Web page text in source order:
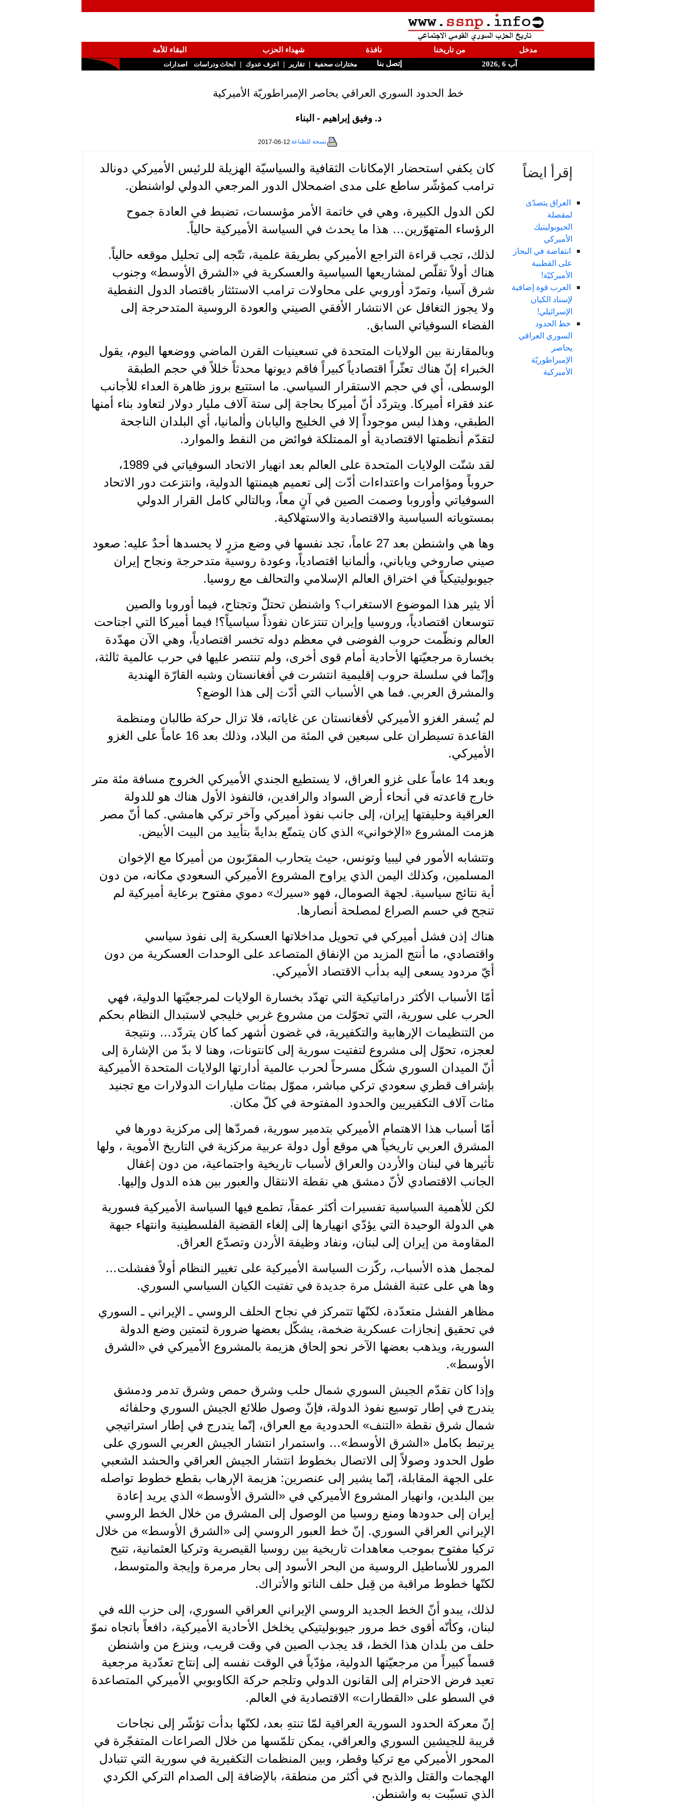
مدخل من تاريخنا نافذة شهداء الحزب
البقاء للأمة
آب 6 ,2026
إتصل بنا مختارات صحفية | تقارير | اعرف عدوك | ابحاث ودراسات اصدارات
خط الحدود السوري العراقي يحاصر الإمبراطوريّة الأميركية
د. وفيق إبراهيم - البناء
نسخة للطباعة 2017-06-12
إقرأ ايضاً
العراق يتصدّى
لمقصلة
الجيوبوليتيك
الأميركي
انتفاضة في البحار
على القطبية
الأميركيّة!
العرب قوة إضافية
لإسناد الكيان
الإسرائيلي!
خط الحدود
السوري العراقي
يحاصر
الإمبراطوريّة
الأميركية
كان يكفي استحضار الإمكانات الثقافية والسياسيّة الهزيلة للرئيس الأميركي دونالد
ترامب كمؤشّر ساطع على مدى اضمحلال الدور المرجعي الدولي لواشنطن.
لكن الدول الكبيرة، وهي في خاتمة الأمر مؤسسات، تضبط في العادة جموح
الرؤساء المتهوّرين… هذا ما يحدث في السياسة الأميركية حالياً.
لذلك، تجب قراءة التراجع الأميركي بطريقة علمية، تتّجه إلى تحليل موقعه حالياً.
هناك أولاً تقلّص لمشاريعها السياسية والعسكرية في «الشرق الأوسط» وجنوب
شرق آسيا، وتمرّد أوروبي على محاولات ترامب الاستئثار باقتصاد الدول النفطية
ولا يجوز التغافل عن الانتشار الأفقي الصيني والعودة الروسية المتدحرجة إلى
الفضاء السوفياتي السابق.
وبالمقارنة بين الولايات المتحدة في تسعينيات القرن الماضي ووضعها اليوم، يقول
الخبراء إنّ هناك تعثّراً اقتصادياً كبيراً فاقم ديونها محدثاً خللاً في حجم الطبقة
الوسطى، أي في حجم الاستقرار السياسي. ما استتبع بروز ظاهرة العداء للأجانب
عند فقراء أميركا. ويتردّد أنّ أميركا بحاجة إلى ستة آلاف مليار دولار لتعاود بناء أمنها
الطبقي، وهذا ليس موجوداً إلا في الخليج واليابان وألمانيا، أي البلدان الناجحة
لتقدّم أنظمتها الاقتصادية أو الممتلكة فوائض من النفط والموارد.
لقد شنّت الولايات المتحدة على العالم بعد انهيار الاتحاد السوفياتي في 1989،
حروباً ومؤامرات واعتداءات أدّت إلى تعميم هيمنتها الدولية، وانتزعت دور الاتحاد
السوفياتي وأوروبا وصمت الصين في آنٍ معاً، وبالتالي كامل القرار الدولي
بمستوياته السياسية والاقتصادية والاستهلاكية.
وها هي واشنطن بعد 27 عاماً، تجد نفسها في وضع مزرٍ لا يحسدها أحدٌ عليه: صعود
صيني صاروخي وياباني، وألمانيا اقتصادياً، وعودة روسية متدحرجة ونجاح إيران
جيوبوليتيكياً في اختراق العالم الإسلامي والتحالف مع روسيا.
ألا يثير هذا الموضوع الاستغراب؟ واشنطن تحتلّ وتجتاح، فيما أوروبا والصين
تتوسعان اقتصادياً، وروسيا وإيران تنتزعان نفوذاً سياسياً؟! فيما أميركا التي اجتاحت
العالم ونظّمت حروب الفوضى في معظم دوله تخسر اقتصادياً، وهي الآن مهدّدة
بخسارة مرجعيّتها الأحادية أمام قوى أخرى، ولم تنتصر عليها في حرب عالمية ثالثة،
وإنّما في سلسلة حروب إقليمية انتشرت في أفغانستان وشبه القارّة الهندية
والمشرق العربي. فما هي الأسباب التي أدّت إلى هذا الوضع؟
لم يُسفر الغزو الأميركي لأفغانستان عن غاياته، فلا تزال حركة طالبان ومنظمة
القاعدة تسيطران على سبعين في المئة من البلاد، وذلك بعد 16 عاماً على الغزو
الأميركي.
وبعد 14 عاماً على غزو العراق، لا يستطيع الجندي الأميركي الخروج مسافة مئة متر
خارج قاعدته في أنحاء أرض السواد والرافدين، فالنفوذ الأول هناك هو للدولة
العراقية وحليفتها إيران، إلى جانب نفوذ أميركي وآخر تركي هامشي. كما أنّ مصر
هزمت المشروع «الإخواني» الذي كان يتمتّع بدايةً بتأييد من البيت الأبيض.
وتتشابه الأمور في ليبيا وتونس، حيث يتحارب المقرّبون من أميركا مع الإخوان
المسلمين، وكذلك اليمن الذي يراوح المشروع الأميركي السعودي مكانه، من دون
أية نتائج سياسية. لجهة الصومال، فهو «سيرك» دموي مفتوح برعاية أميركية لم
تنجح في حسم الصراع لمصلحة أنصارها.
هناك إذن فشل أميركي في تحويل مداخلاتها العسكرية إلى نفوذ سياسي
واقتصادي، ما أنتج المزيد من الإنفاق المتصاعد على الوحدات العسكرية من دون
أيّ مردود يسعى إليه بدأب الاقتصاد الأميركي.
أمّا الأسباب الأكثر دراماتيكية التي تهدّد بخسارة الولايات لمرجعيّتها الدولية، فهي
الحرب على سورية، التي تحوّلت من مشروع غربي خليجي لاستبدال النظام بحكم
من التنظيمات الإرهابية والتكفيرية، في غضون أشهر كما كان يتردّد… ونتيجة
لعجزه، تحوّل إلى مشروع لتفتيت سورية إلى كانتونات، وهنا لا بدّ من الإشارة إلى
أنّ الميدان السوري شكّل مسرحاً لحرب عالمية أدارتها الولايات المتحدة الأميركية
بإشراف قطري سعودي تركي مباشر، مموّل بمئات مليارات الدولارات مع تجنيد
مئات آلاف التكفيريين والحدود المفتوحة في كلّ مكان.
أمّا أسباب هذا الاهتمام الأميركي بتدمير سورية، فمردّها إلى مركزية دورها في
المشرق العربي تاريخياً هي موقع أول دولة عربية مركزية في التاريخ الأموية ، ولها
تأثيرها في لبنان والأردن والعراق لأسباب تاريخية واجتماعية، من دون إغفال
الجانب الاقتصادي لأنّ دمشق هي نقطة الانتقال والعبور بين هذه الدول وإليها.
لكن للأهمية السياسية تفسيرات أكثر عمقاً، تطمع فيها السياسة الأميركية فسورية
هي الدولة الوحيدة التي يؤدّي انهيارها إلى إلغاء القضية الفلسطينية وانتهاء جبهة
المقاومة من إيران إلى لبنان، ونفاد وظيفة الأردن وتصدّع العراق.
لمجمل هذه الأسباب، ركّزت السياسة الأميركية على تغيير النظام أولاً ففشلت…
وها هي على عتبة الفشل مرة جديدة في تفتيت الكيان السياسي السوري.
مظاهر الفشل متعدّدة، لكنّها تتمركز في نجاح الحلف الروسي ـ الإيراني ـ السوري
في تحقيق إنجازات عسكرية ضخمة، يشكّل بعضها ضرورة لتمتين وضع الدولة
السورية، ويذهب بعضها الآخر نحو إلحاق هزيمة بالمشروع الأميركي في «الشرق
الأوسط».
وإذا كان تقدّم الجيش السوري شمال حلب وشرق حمص وشرق تدمر ودمشق
يندرج في إطار توسيع نفوذ الدولة، فإنّ وصول طلائع الجيش السوري وحلفائه
شمال شرق نقطة «التنف» الحدودية مع العراق، إنّما يندرج في إطار استراتيجي
يرتبط بكامل «الشرق الأوسط»… واستمرار انتشار الجيش العربي السوري على
طول الحدود وصولاً إلى الاتصال بخطوط انتشار الجيش العراقي والحشد الشعبي
على الجهة المقابلة، إنّما يشير إلى عنصرين: هزيمة الإرهاب بقطع خطوط تواصله
بين البلدين، وانهيار المشروع الأميركي في «الشرق الأوسط» الذي يريد إعادة
إيران إلى حدودها ومنع روسيا من الوصول إلى المشرق من خلال الخط الروسي
الإيراني العراقي السوري. إنّ خط العبور الروسي إلى «الشرق الأوسط» من خلال
تركيا مفتوح بموجب معاهدات تاريخية بين روسيا القيصرية وتركيا العثمانية، تتيح
المرور للأساطيل الروسية من البحر الأسود إلى بحار مرمرة وإيجة والمتوسط،
لكنّها خطوط مراقبة من قِبل حلف الناتو والأتراك.
لذلك، يبدو أنّ الخط الجديد الروسي الإيراني العراقي السوري، إلى حزب الله في
لبنان، وكأنّه أقوى خط مرور جيوبوليتيكي يخلخل الأحادية الأميركية، دافعاً باتجاه نموّ
حلف من بلدان هذا الخط، قد يجذب الصين في وقت قريب، وينزع من واشنطن
قسماً كبيراً من مرجعيّتها الدولية، مؤدّياً في الوقت نفسه إلى إنتاج تعدّدية مرجعية
تعيد فرض الاحترام إلى القانون الدولي وتلجم حركة الكاوبوبي الأميركي المتصاعدة
في السطو على «القطارات» الاقتصادية في العالم.
إنّ معركة الحدود السورية العراقية لمّا تنتهِ بعد، لكنّها بدأت تؤشّر إلى نجاحات
قريبة للجيشين السوري والعراقي، يمكن تلمّسها من خلال الصراعات المتفجّرة في
المحور الأميركي مع تركيا وقطر، وبين المنظمات التكفيرية في سورية التي تتبادل
الهجمات والقتل والذبح في أكثر من منطقة، بالإضافة إلى الصدام التركي الكردي
الذي تسبّبت به واشنطن.